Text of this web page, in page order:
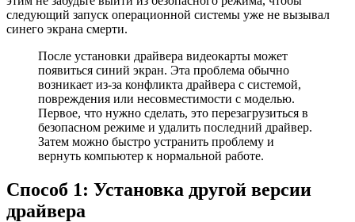
следующий запуск операционной системы уже не вызывал
синего экрана смерти.
После установки драйвера видеокарты может
появиться синий экран. Эта проблема обычно
возникает из-за конфликта драйвера с системой,
повреждения или несовместимости с моделью.
Первое, что нужно сделать, это перезагрузиться в
безопасном режиме и удалить последний драйвер.
Затем можно быстро устранить проблему и
вернуть компьютер к нормальной работе.
Способ 1: Установка другой версии
драйвера